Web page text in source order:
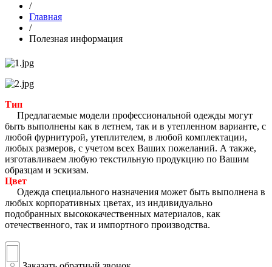
/
Главная
/
Полезная информация
Тип
Предлагаемые модели профессиональной одежды могут
быть выполнены как в летнем, так и в утепленном варианте, с
любой фурнитурой, утеплителем, в любой комплектации,
любых размеров, с учетом всех Ваших пожеланий. А также,
изготавливаем любую текстильную продукцию по Вашим
образцам и эскизам.
Цвет
Одежда специального назначения может быть выполнена в
любых корпоративных цветах, из индивидуально
подобранных высококачественных материалов, как
отечественного, так и импортного производства.